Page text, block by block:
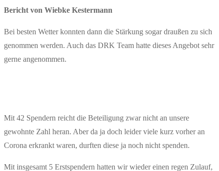
Bericht von Wiebke Kestermann
Bei besten Wetter konnten dann die Stärkung sogar draußen zu sich
genommen werden. Auch das DRK Team hatte dieses Angebot sehr
gerne angenommen.
Mit 42 Spendern reicht die Beteiligung zwar nicht an unsere
gewohnte Zahl heran. Aber da ja doch leider viele kurz vorher an
Corona erkrankt waren, durften diese ja noch nicht spenden.
Mit insgesamt 5 Erstspendern hatten wir wieder einen regen Zulauf,